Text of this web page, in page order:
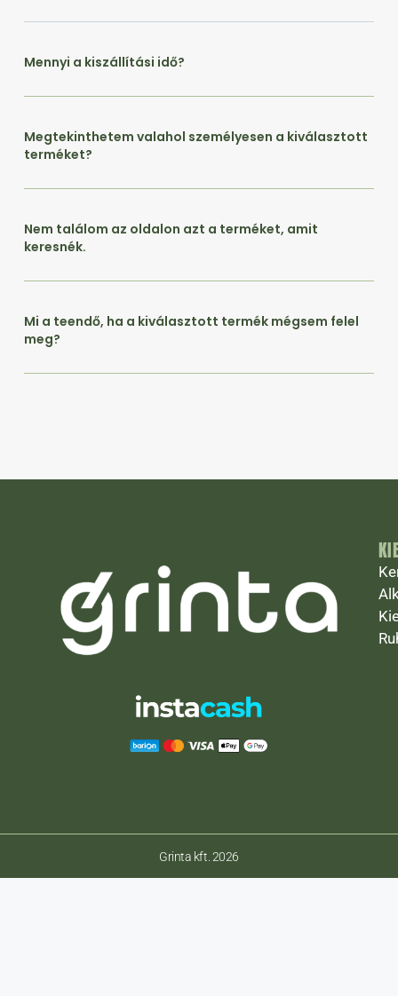
Mennyi a kiszállítási idő?
Megtekinthetem valahol személyesen a kiválasztott
terméket?
Nem találom az oldalon azt a terméket, amit
keresnék.
Mi a teendő, ha a kiválasztott termék mégsem felel
meg?
Grinta kft. 2026